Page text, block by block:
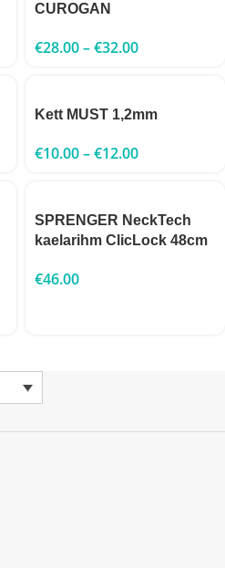
CUROGAN
€28.00–€32.00
Kett MUST 1,2mm
€10.00–€12.00
SPRENGER NeckTech
kaelarihm ClicLock 48cm
€46.00